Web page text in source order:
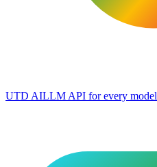
UTD AILLM API for every model